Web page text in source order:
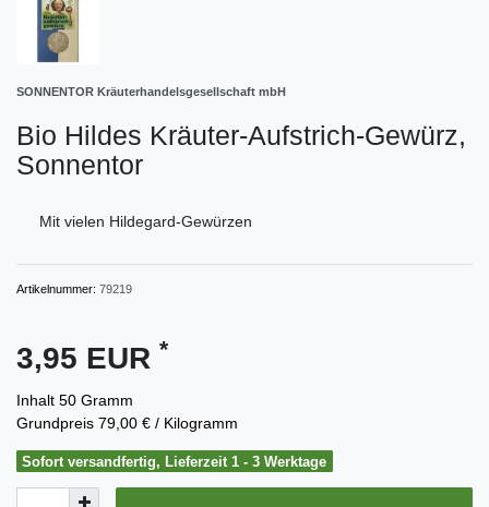
SONNENTOR Kräuterhandelsgesellschaft mbH
Bio Hildes Kräuter-Aufstrich-Gewürz,
Sonnentor
Mit vielen Hildegard-Gewürzen
Artikelnummer: 79219
3,95 EUR *
Inhalt 50 Gramm
Grundpreis 79,00 € / Kilogramm
Sofort versandfertig, Lieferzeit 1 - 3 Werktage